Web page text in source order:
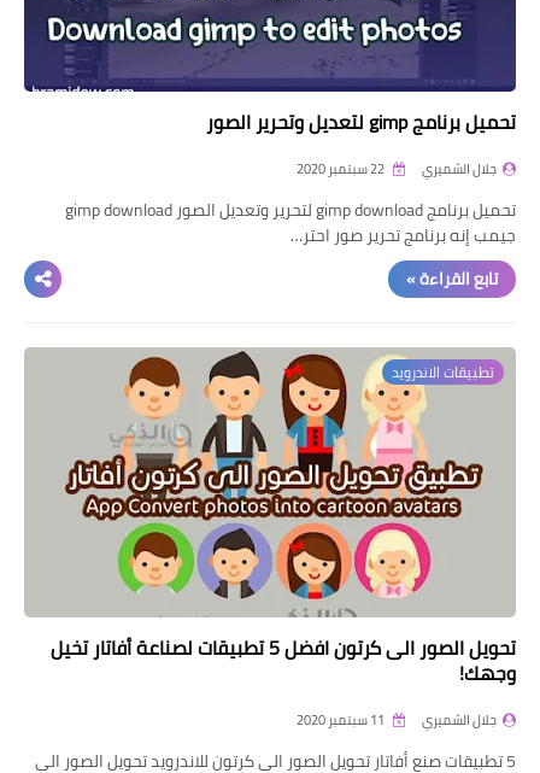
تحميل برنامج gimp لتعديل وتحرير الصور
جلال الشميري
تحميل برنامج gimp download لتحرير وتعديل الصور gimp download
جيمب إنه برنامج تحرير صور احتر…
تابع القراءة »
تطبيقات الاندرويد
تحويل الصور الى كرتون افضل 5 تطبيقات لصناعة أفاتار تخيل
وجهك!
جلال الشميري
5 تطبيقات صنع أفاتار تحويل الصور الى كرتون للاندرويد تحويل الصور الى